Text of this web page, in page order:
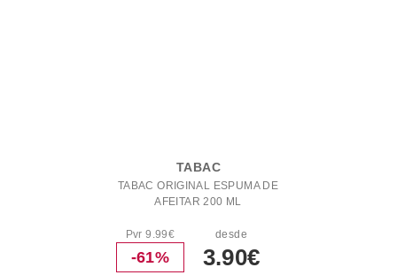
TABAC
TABAC ORIGINAL ESPUMA DE
AFEITAR 200 ML
Pvr 9.99€
-61%
desde
3.90€